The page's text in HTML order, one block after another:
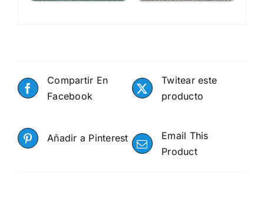
Compartir En
Facebook
Twitear este
producto
Añadir a Pinterest
Email This
Product